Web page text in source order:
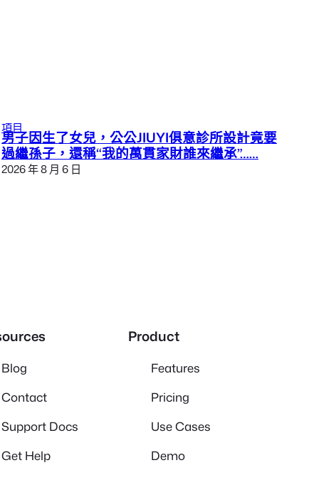
項目
男子因生了女兒，公公JIUYI俱意診所設計竟要
過繼孫子，還稱“我的萬貫家財誰來繼承”……
2026 年 8 月 6 日
Blog
Contact
Support Docs
Get Help
Product
Features
Pricing
Use Cases
Demo